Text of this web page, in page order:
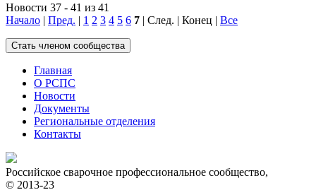
Новости 37 - 41 из 41
Начало | Пред. | 1 2 3 4 5 6 7 | След. | Конец | Все
Главная
О РСПС
Новости
Документы
Региональные отделения
Контакты
Российское сварочное профессиональное сообщество,
© 2013-23